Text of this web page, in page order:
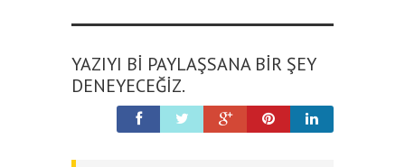
YAZIYI BI PAYLAŞSANA BIR ŞEY
DENEYECEĞIZ.